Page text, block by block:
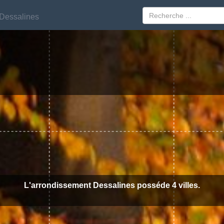
Dessalines
L'arrondissement Dessalines posséde 4 villes.
Dessalines